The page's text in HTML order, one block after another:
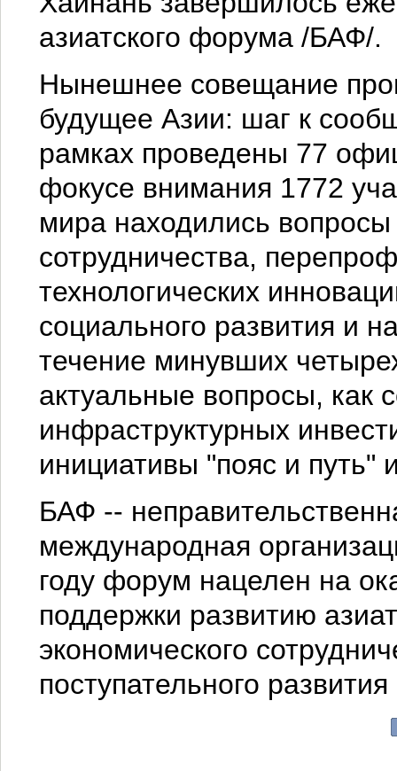
азиатского форума /БАФ/.
Нынешнее совещание
будущее Азии: шаг к
рамках проведены 77
фокусе внимания 1772
мира находились
сотрудничества,
технологических
социального развития и
течение минувших
актуальные вопросы, как
инфраструктурных
инициативы "пояс и путь"
БАФ --
международная
году форум нацелен на
поддержки развитию
экономического
поступательного